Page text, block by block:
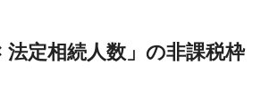
定相続人数」の非課税枠